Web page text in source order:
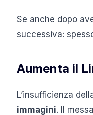
Se anche dopo
successiva:
Aumenta il
L’insufficienza
immagini. Il